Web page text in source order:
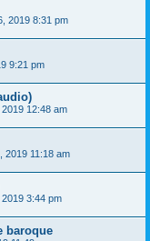
2019 8:31 pm
9:21 pm
12:48 am
2019 11:18 am
3:44 pm
baroque